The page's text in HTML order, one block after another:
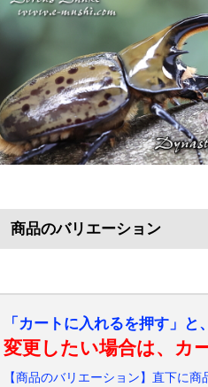
商品のバリエーション
「カートに入れるを押す」と
変更したい場合は、カ
【商品のバリエーション】直下に